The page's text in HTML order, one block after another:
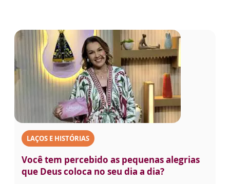
LAÇOS E HISTÓRIAS
Você tem percebido as pequenas alegrias
que Deus coloca no seu dia a dia?